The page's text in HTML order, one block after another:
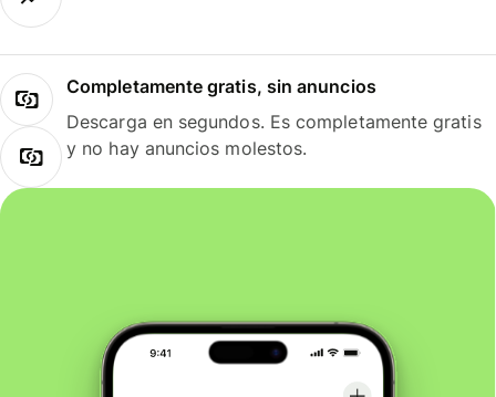
Completamente gratis, sin anuncios
Descarga en segundos. Es completamente gratis
y no hay anuncios molestos.